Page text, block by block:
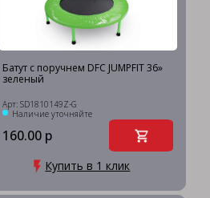
Батут с поручнем DFC JUMPFIT 36»
зеленый
Арт: SD1810149Z-G
Наличие уточняйте
160.00 р
Купить в 1 клик